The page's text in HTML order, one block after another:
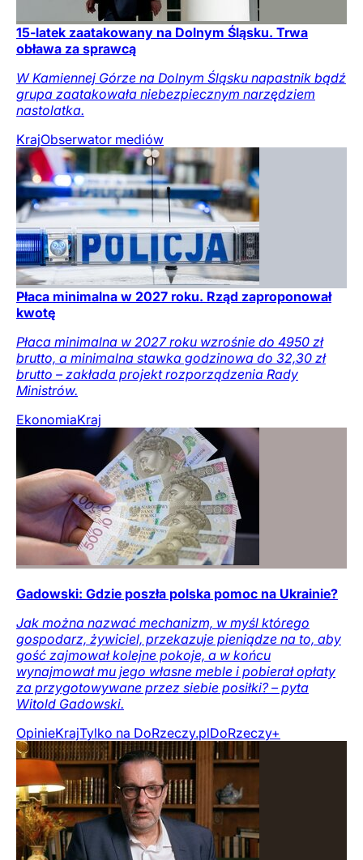
15-latek zaatakowany na Dolnym Śląsku. Trwa
obława za sprawcą
W Kamiennej Górze na Dolnym Śląsku napastnik bądź
grupa zaatakowała niebezpiecznym narzędziem
nastolatka.
KrajObserwator mediów
Płaca minimalna w 2027 roku. Rząd zaproponował
kwotę
Płaca minimalna w 2027 roku wzrośnie do 4950 zł
brutto, a minimalna stawka godzinowa do 32,30 zł
brutto – zakłada projekt rozporządzenia Rady
Ministrów.
EkonomiaKraj
Gadowski: Gdzie poszła polska pomoc na Ukrainie?
Jak można nazwać mechanizm, w myśl którego
gospodarz, żywiciel, przekazuje pieniądze na to, aby
gość zajmował kolejne pokoje, a w końcu
wynajmował mu jego własne meble i pobierał opłaty
za przygotowywane przez siebie posiłki? – pyta
Witold Gadowski.
OpinieKrajTylko na DoRzeczy.plDoRzeczy+